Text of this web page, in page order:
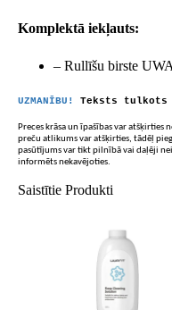
Komplektā iekļauts:
– Rullīšu birste
UZMANĪBU! Teksts tulkots
Preces krāsa un īpašības var atšķirties
preču atlikums var atšķirties, tādēļ
pasūtījums var tikt pilnībā vai daļēji
informēts nekavējoties.
Saistītie Produkti